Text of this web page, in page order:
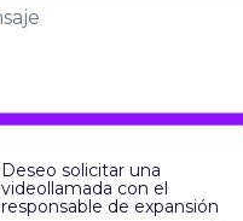
Deseo solicitar una
videollamada con el
responsable de expansión